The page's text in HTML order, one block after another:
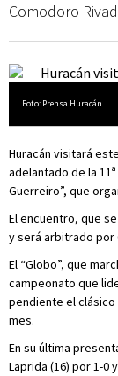
Comodoro
Foto: Prensa Huracán.
Huracán visitará
adelantado de la
Guerreiro”, que
El encuentro, que
y será arbitrado por
El “Globo”, que
campeonato que
pendiente el
mes.
En su última
Laprida (16) por 1-0